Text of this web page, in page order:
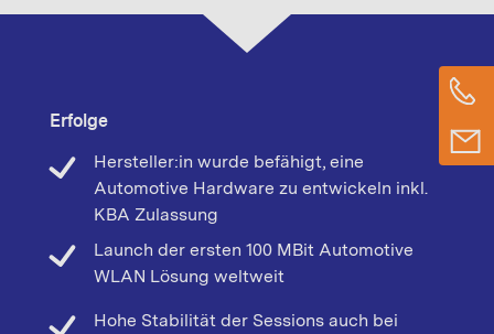
Erfolge
Hersteller:in wurde befähigt, eine
Automotive Hardware zu entwickeln inkl.
KBA Zulassung
Launch der ersten 100 MBit Automotive
WLAN Lösung weltweit
Hohe Stabilität der Sessions auch bei